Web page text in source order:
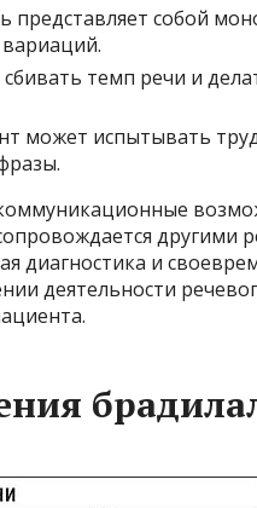
представляет собой
темп речи и
может испытывать
другими
диагностика и
деятельности